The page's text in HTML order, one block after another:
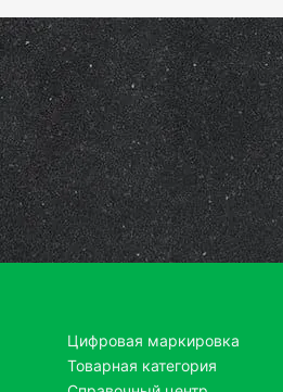
Цифровая маркировка
Товарная категория